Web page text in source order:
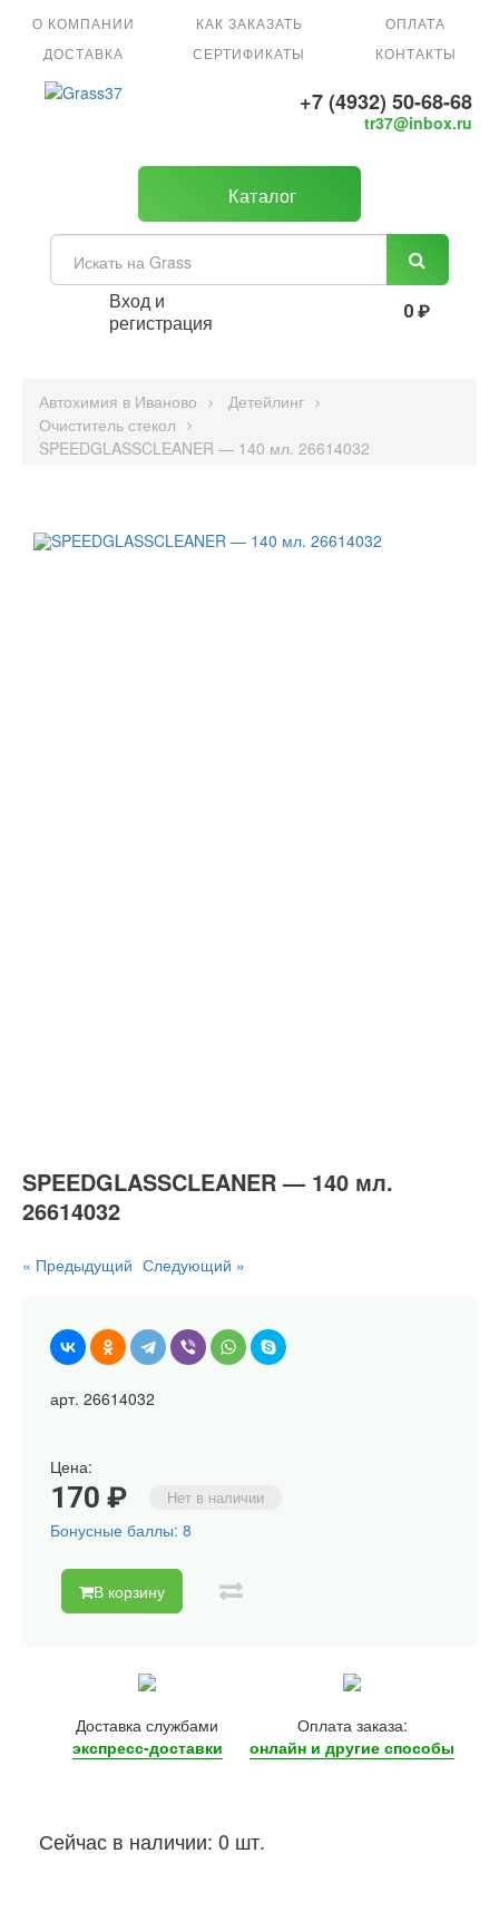
О КОМПАНИИ КАК ЗАКАЗАТЬ
ОПЛАТА
ДОСТАВКА
СЕРТИФИКАТЫ КОНТАКТЫ
+7 (4932) 50-68-68
tr37@inbox.ru
Каталог
Вход и
регистрация
0 ₽
Автохимия в Иваново
Детейлинг
Очиститель стекол
SPEEDGLASSCLEANER — 140 мл. 26614032
SPEEDGLASSCLEANER — 140 мл.
26614032
« Предыдущий Следующий »
арт. 26614032
Цена:
170 ₽ Нет в наличии
Бонусные баллы: 8
В корзину
Доставка службами
экспресс-доставки
Оплата заказа:
онлайн и другие способы
Сейчас в наличии: 0 шт.